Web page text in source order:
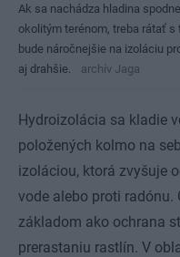
Ak sa nachádza hladina
okolitým terénom, treba rátať s
bude náročnejšie na izoláciu
aj drahšie.
archív Jaga
Hydroizolácia sa kladie
položených kolmo na
izoláciou, ktorá zvyšuje
vode alebo proti radónu.
základom ako ochrana
prerastaniu rastlín. V